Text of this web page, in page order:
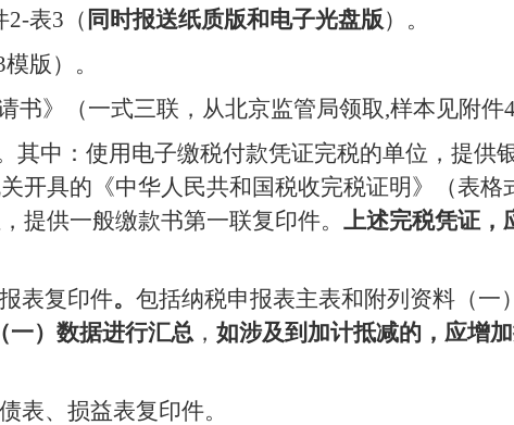
2-表3 （ 同时报送纸质版和电子光盘版）。
模版）。
书》（一式三联，从北京监管局领取,样本见附件
其中：使用电子缴税付款凭证完税的单位，提供
开具的《中华人民共和国税收完税证明》（表格
提供一般缴款书第一联复印件。 上述完税凭证，
表复印件。包括纳税申报表主表和附列资料（一
一）数据进行汇总， 如涉及到加计抵减的，应增
表、损益表复印件。